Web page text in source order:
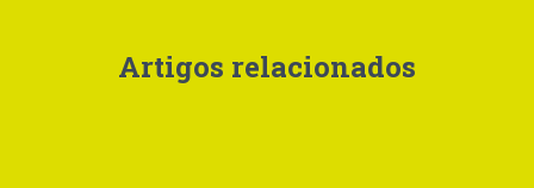
Artigos relacionados